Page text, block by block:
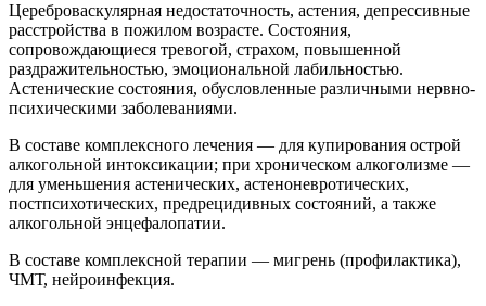
Цереброваскулярная недостаточность, астения, депрессивные
расстройства в пожилом возрасте. Состояния,
сопровождающиеся тревогой, страхом, повышенной
раздражительностью, эмоциональной лабильностью.
Астенические состояния, обусловленные различными нервно-
психическими заболеваниями.
В составе комплексного лечения — для купирования острой
алкогольной интоксикации; при хроническом алкоголизме —
для уменьшения астенических, астеноневротических,
постпсихотических, предрецидивных состояний, а также
алкогольной энцефалопатии.
В составе комплексной терапии — мигрень (профилактика),
ЧМТ, нейроинфекция.